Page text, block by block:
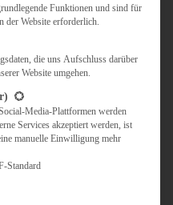
UNTERWEGS
Funktionen und sind für
der Website erforderlich.
die uns Aufschluss darüber
Website umgehen.
Media-Plattformen werden
Services akzeptiert werden, ist
manuelle Einwilligung mehr
Standard